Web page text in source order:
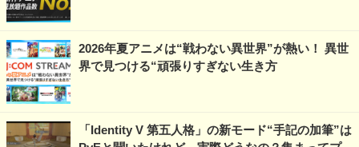
2026年夏アニメは“戦わない異世界”が熱い！ 異世
界で見つける“頑張りすぎない生き方
「Identity V 第五人格」の新モード“手記の加筆”は